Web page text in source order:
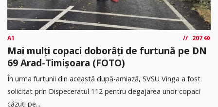
A1 207
Mai mulți copaci doborâți de furtună pe DN
69 Arad-Timișoara (FOTO)
În urma furtunii din această după-amiază, SVSU Vinga a fost
solicitat prin Dispeceratul 112 pentru degajarea unor copaci
căzuți pe...